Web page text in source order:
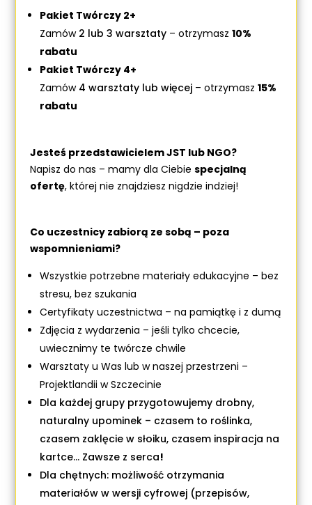
Pakiet Twórczy 2+
Zamów 2 lub 3 warsztaty – otrzymasz10%
rabatu
Pakiet Twórczy 4+
Zamów 4 warsztaty lub więcej – otrzymasz15%
rabatu
Jesteś przedstawicielem JST lub NGO?
Napisz do nas – mamy dla Ciebiespecjalną
ofertę, której nie znajdziesz nigdzie indziej!
Co uczestnicy zabiorą ze sobą – poza
wspomnieniami?
Wszystkie potrzebne materiały edukacyjne – bez
stresu, bez szukania
Certyfikaty uczestnictwa – na pamiątkę i z dumą
Zdjęcia z wydarzenia – jeśli tylko chcecie,
uwiecznimy te twórcze chwile
Warsztaty u Was lub w naszej przestrzeni –
Projektlandii w Szczecinie
Dla każdej grupy przygotowujemy drobny,
naturalny upominek – czasem to roślinka,
czasem zaklęcie w słoiku, czasem inspiracja na
kartce... Zawsze z serca!
Dla chętnych: możliwość otrzymania
materiałów w wersji cyfrowej (przepisów,